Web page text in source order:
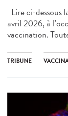
Lire ci-dessous
avril 2026, à
vaccination.
TRIBUNE